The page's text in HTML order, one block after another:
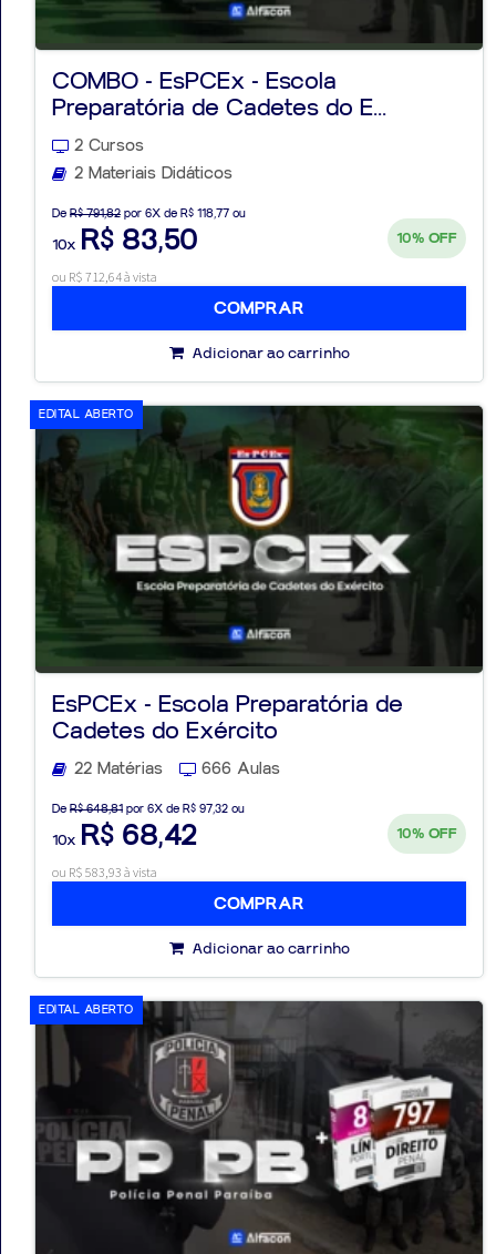
Aprovados
Notícias
Aulas
COMBO - EsPCEx - Escola
Preparatória de Cadetes do E...
2 Cursos
2 Materiais Didáticos
De R$ 791,82 por 6X de R$ 118,77 ou
10x R$ 83,50 10% OFF
ou R$ 712,64 à vista
COMPRAR
Adicionar ao carrinho
EsPCEx - Escola Preparatória de
Cadetes do Exército
22 Matérias 666 Aulas
De R$ 648,81 por 6X de R$ 97,32 ou
10x R$ 68,42 10% OFF
ou R$ 583,93 à vista
COMPRAR
Adicionar ao carrinho
EDITAL ABERTO
EDITAL ABERTO